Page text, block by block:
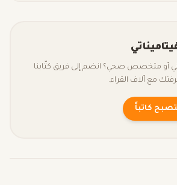
أو متخصص صحي؟ انضم إلى فريق كتّابنا
مع آلاف القراء.
كاتباً